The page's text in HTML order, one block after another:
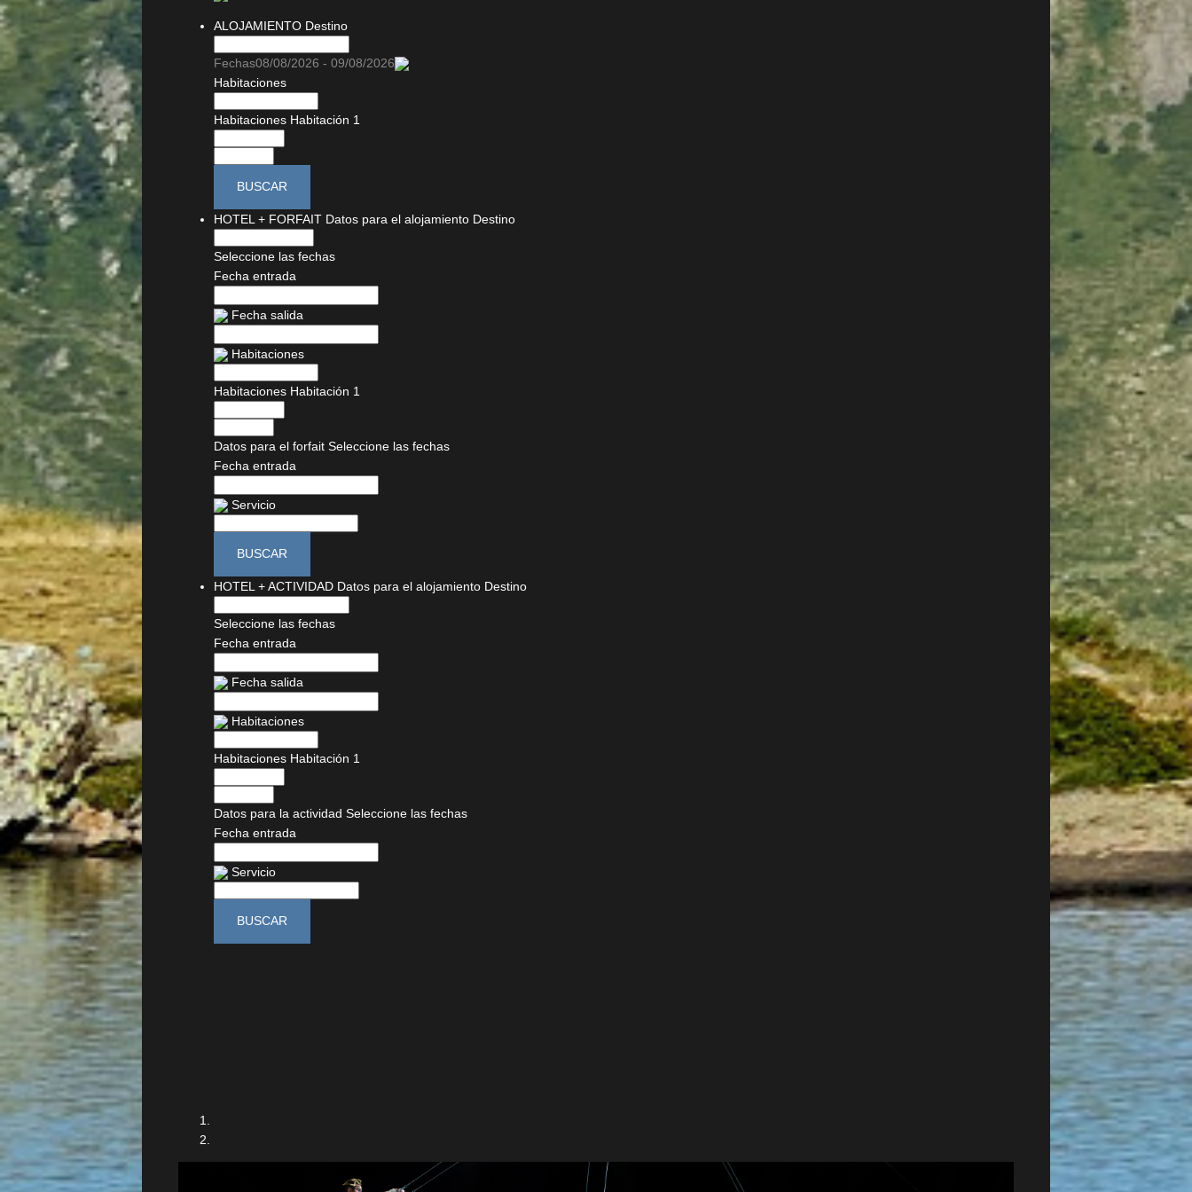
ALOJAMIENTO Destino
Fechas08/08/2026 - 09/08/2026
Habitaciones
Habitaciones Habitación 1
BUSCAR
HOTEL + FORFAIT Datos para el alojamiento Destino
Seleccione las fechas
Fecha entrada
Fecha salida
Habitaciones
Habitaciones Habitación 1
Datos para el forfait Seleccione las fechas
Fecha entrada
Servicio
BUSCAR
HOTEL + ACTIVIDAD Datos para el alojamiento Destino
Seleccione las fechas
Fecha entrada
Fecha salida
Habitaciones
Habitaciones Habitación 1
Datos para la actividad Seleccione las fechas
Fecha entrada
Servicio
BUSCAR